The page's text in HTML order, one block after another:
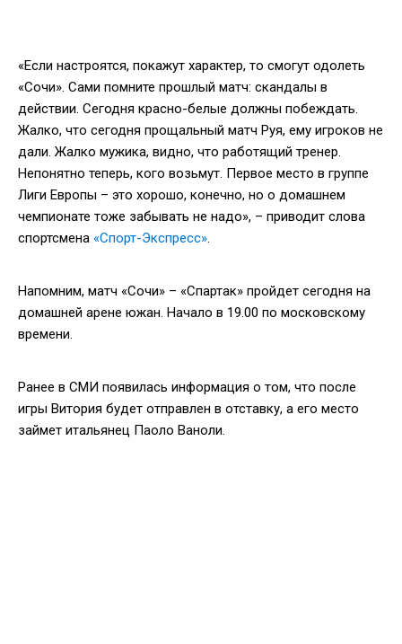
«Если настроятся, покажут характер, то смогут одолеть
«Сочи». Сами помните прошлый матч: скандалы в
действии. Сегодня красно-белые должны побеждать.
Жалко, что сегодня прощальный матч Руя, ему игроков не
дали. Жалко мужика, видно, что работящий тренер.
Непонятно теперь, кого возьмут. Первое место в группе
Лиги Европы – это хорошо, конечно, но о домашнем
чемпионате тоже забывать не надо», – приводит слова
спортсмена «Спорт-Экспресс».
Напомним, матч «Сочи» – «Спартак» пройдет сегодня на
домашней арене южан. Начало в 19.00 по московскому
времени.
Ранее в СМИ появилась информация о том, что после
игры Витория будет отправлен в отставку, а его место
займет итальянец Паоло Ваноли.